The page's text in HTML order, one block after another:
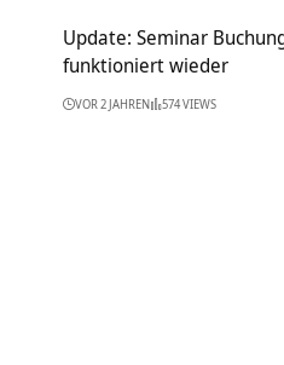
Update: Seminar
funktioniert wieder
VOR 2 JAHREN 574 VIEWS